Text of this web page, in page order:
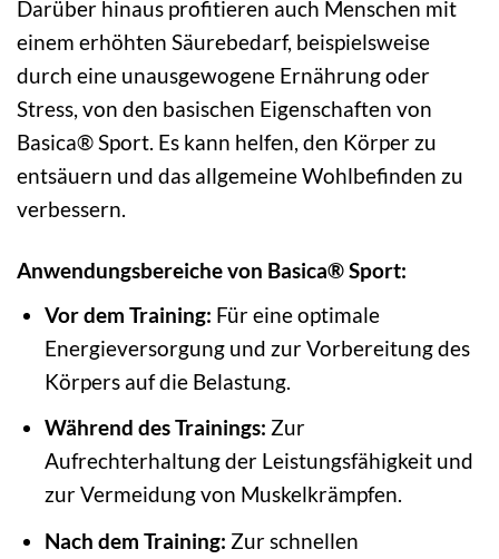
Darüber hinaus profitieren auch Menschen mit
einem erhöhten Säurebedarf, beispielsweise
durch eine unausgewogene Ernährung oder
Stress, von den basischen Eigenschaften von
Basica® Sport. Es kann helfen, den Körper zu
entsäuern und das allgemeine Wohlbefinden zu
verbessern.
Anwendungsbereiche von Basica® Sport:
Vor dem Training: Für eine optimale
Energieversorgung und zur Vorbereitung des
Körpers auf die Belastung.
Während des Trainings: Zur
Aufrechterhaltung der Leistungsfähigkeit und
zur Vermeidung von Muskelkrämpfen.
Nach dem Training: Zur schnellen